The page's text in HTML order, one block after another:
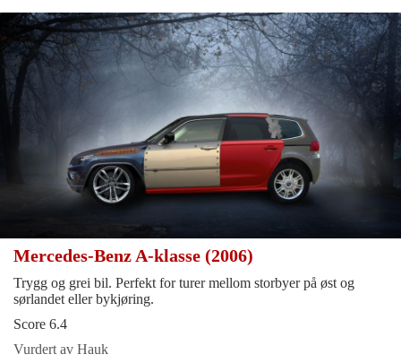
Mercedes-Benz A-klasse (2006)
Trygg og grei bil. Perfekt for turer mellom storbyer på øst og
sørlandet eller bykjøring.
Score 6.4
Vurdert av Hauk